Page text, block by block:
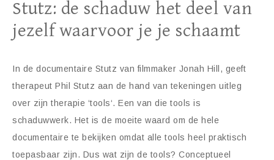
Stutz: de schaduw het deel van
jezelf waarvoor je je schaamt
In de documentaire Stutz van filmmaker Jonah Hill, geeft
therapeut Phil Stutz aan de hand van tekeningen uitleg
over zijn therapie ‘tools‘. Een van die tools is
schaduwwerk. Het is de moeite waard om de hele
documentaire te bekijken omdat alle tools heel praktisch
toepasbaar zijn. Dus wat zijn de tools? Conceptueel